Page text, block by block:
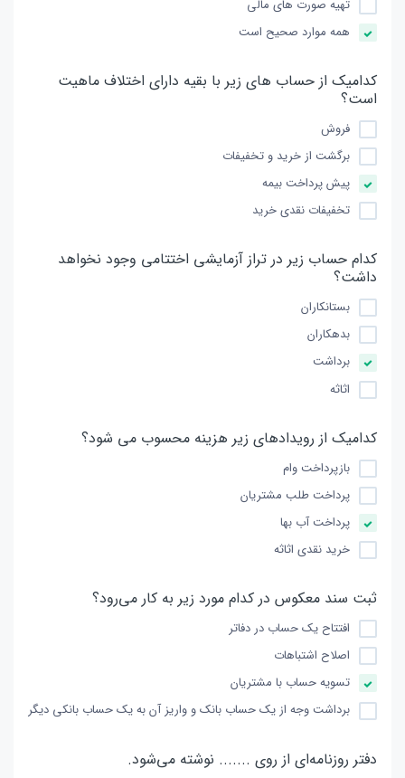
تهیه صورت های مالی
همه موارد صحیح است
کدامیک از حساب های زیر با بقیه دارای اختلاف ماهیت
است؟
فروش
برگشت از خرید و تخفیفات
پیش پرداخت بیمه
تخفیفات نقدی خرید
کدام حساب زیر در تراز آزمایشی اختتامی وجود نخواهد
داشت؟
بستانکاران
بدهکاران
برداشت
اثاثه
کدامیک از رویدادهای زیر هزینه محسوب می شود؟
بازپرداخت وام
پرداخت طلب مشتریان
پرداخت آب بها
خرید نقدی اثاثه
ثبت سند معکوس در کدام مورد زیر به کار می‌رود؟
افتتاح یک حساب در دفاتر
اصلاح اشتباهات
تسویه حساب با مشتریان
برداشت وجه از یک حساب بانک و واریز آن به یک حساب بانکی دیگر
دفتر روزنامه‌ای از روی ....... نوشته می‌شود.